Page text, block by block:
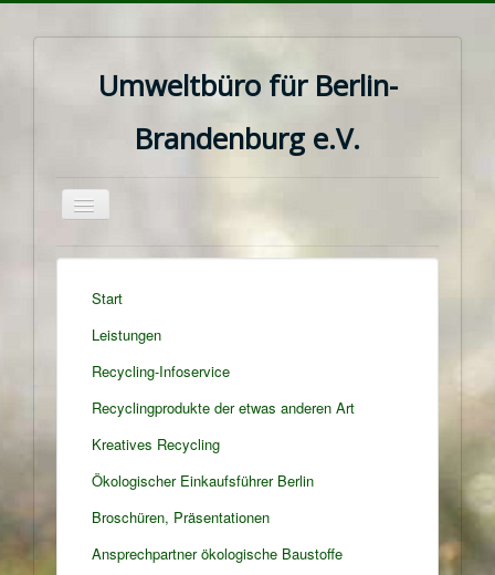
Umweltbüro für Berlin-
Brandenburg e.V.
Navigation
Start
Leistungen
Recycling-Infoservice
Recyclingprodukte der etwas anderen Art
Kreatives Recycling
Ökologischer Einkaufsführer Berlin
Broschüren, Präsentationen
Ansprechpartner ökologische Baustoffe